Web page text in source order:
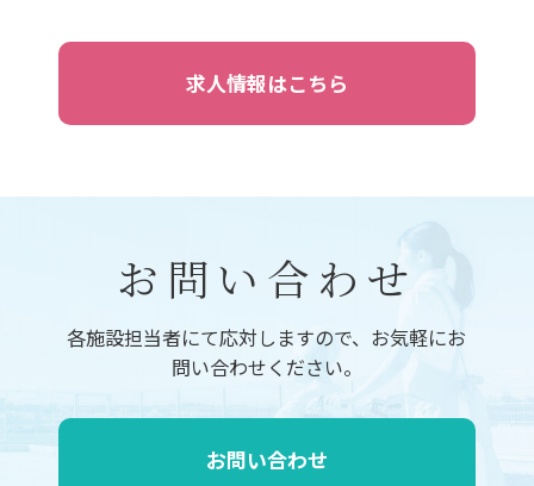
求人情報はこちら
お問い合わせ
各施設担当者にて応対しますので、お気軽にお
問い合わせください。
お問い合わせ